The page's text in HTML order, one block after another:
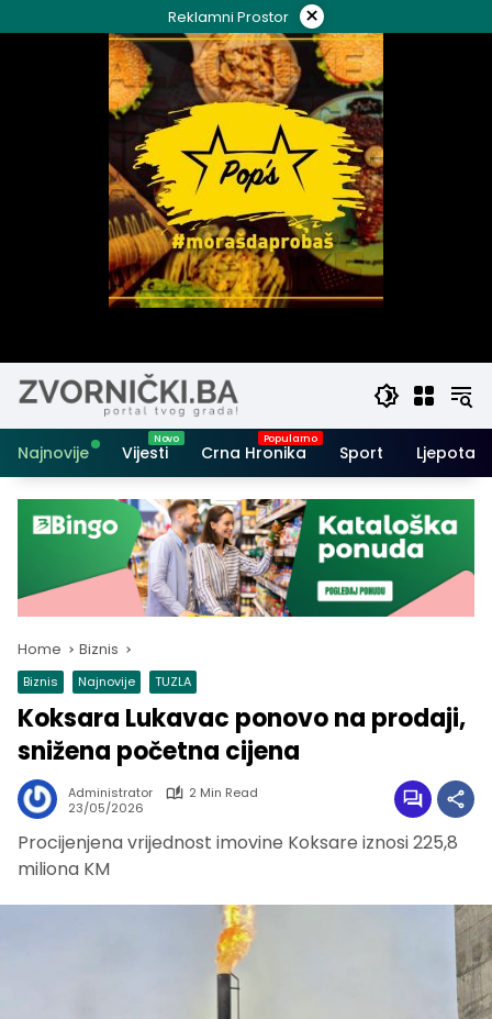
to
Reklamni Prostor ×
Najnovije Vijesti Crna Hronika Sport Ljepota i
Home Biznis
Biznis Najnovije TUZLA
Koksara Lukavac ponovo na prodaji,
snižena početna cijena
Administrator
2 Min Read
23/05/2026
Procijenjena vrijednost imovine Koksare iznosi 225,8
miliona KM